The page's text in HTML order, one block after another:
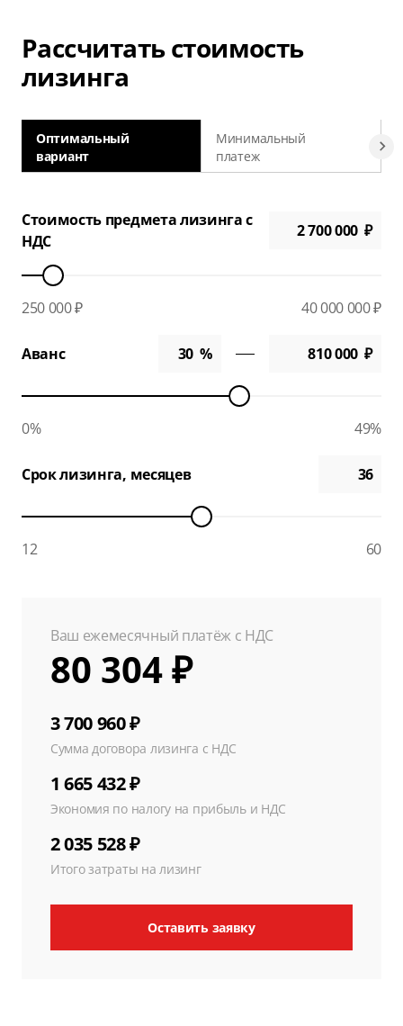
Рассчитать стоимость
лизинга
Оптимальный
вариант
Минимальный
платеж
Стоимость предмета лизинга с
НДС
250 000 ₽ 40 000 000 ₽
Аванс
0% 49%
Срок лизинга, месяцев
12 60
Ваш ежемесячный платёж с НДС
80 304 ₽
3 700 960 ₽
Сумма договора лизинга с НДС
1 665 432 ₽
Экономия по налогу на прибыль и НДС
2 035 528 ₽
Итого затраты на лизинг
Оставить заявку